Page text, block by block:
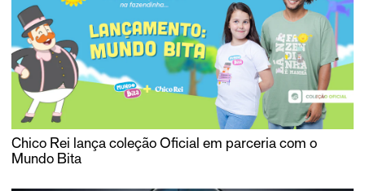
Chico Rei lança coleção Oficial em parceria com o
Mundo Bita